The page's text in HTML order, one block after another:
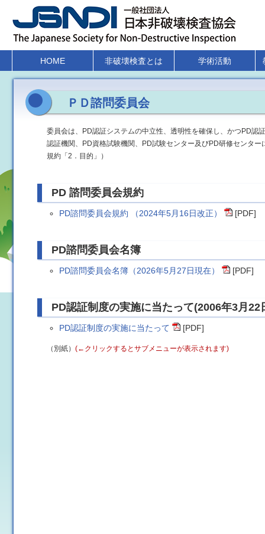
HOME 非破壊検査とは 学術活動
ＰＤ諮問委員会
委員会は、PD認証システムの中立性、透明性を確保し、かつPD認
認証機関、PD資格試験機関、PD試験センター及びPD研修センタ
規約「2．目的」）
PD 諮問委員会規約
PD諮問委員会規約 （2024年5月16日改正） [PDF]
PD諮問委員会名簿
PD諮問委員会名簿（2026年5月27日現在） [PDF]
PD認証制度の実施に当たって(2006年3月22
PD認証制度の実施に当たって [PDF]
（別紙） (←クリックするとサブメニューが表示されます)